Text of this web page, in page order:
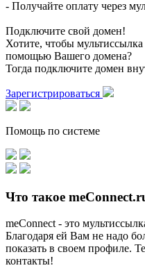
- Получайте оплату через
Подключите свой домен!
Хотите, чтобы
помощью Вашего домена?
Тогда подключите домен
Зарегистрироваться
Помощь по системе
Что такое
meConnect - это
Благодаря ей Вам не надо
показать в своем профиле.
контакты!